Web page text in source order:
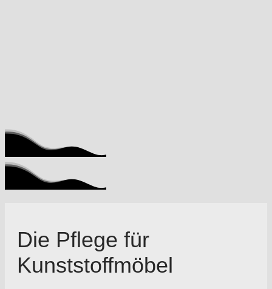
Die Pflege für
Kunststoffmöbel